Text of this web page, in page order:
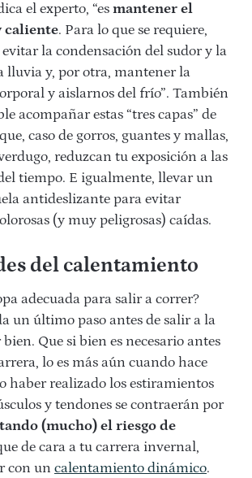
el experto, “esmantener el
caliente. Para lo que se requiere,
la condensación del sudor y la
lluvia y, por otra, mantener la
y aislarnos del frío”. También
acompañar estas “tres capas” de
caso de gorros, guantes y mallas,
reduzcan tu exposición a las
tiempo. E igualmente, llevar un
antideslizante para evitar
(y muy peligrosas) caídas.
del calentamiento
adecuada para salir a correr?
un último paso antes de salir a la
Que si bien es necesario antes
lo es más aún cuando hace
haber realizado los estiramientos
y tendones se contraerán por
(mucho) el riesgo de
de cara a tu carrera invernal,
con un calentamiento dinámico.